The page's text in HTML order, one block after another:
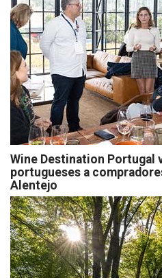
Wine Destination Portugal
portugueses a
Alentejo